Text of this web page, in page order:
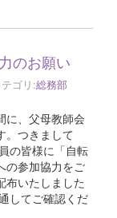
のお願い
ゴリ:総務部
に、父母教師会
。つきまして
の皆様に「自転
の参加協力をご
布いたしました
してご確認くだ